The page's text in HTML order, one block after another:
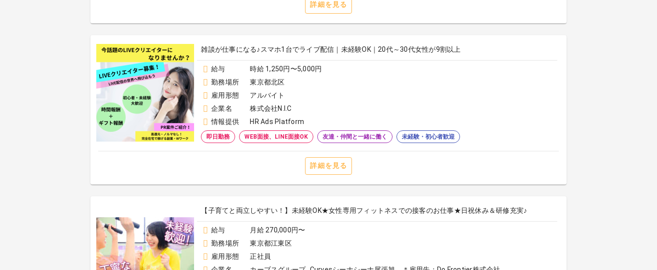
詳細を見る
雑談が仕事になる♪スマホ1台でライブ配信｜未経験OK｜20代～30代女性が9割以上
給与
時給 1,250円〜5,000円
勤務場所
東京都北区
雇用形態
アルバイト
企業名
株式会社N.I.C
情報提供
HR Ads Platform
即日勤務 WEB面接、LINE面接OK 友達・仲間と一緒に働く 未経験・初心者歓迎
詳細を見る
【子育てと両立しやすい！】未経験OK★女性専用フィットネスでの接客のお仕事★日祝休み＆研修充実♪
給与
月給 270,000円〜
勤務場所
東京都江東区
雇用形態
正社員